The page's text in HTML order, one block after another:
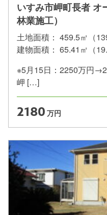
いすみ市岬町長者 オ
林業施工）
土地面積： 459.5㎡（
建物面積： 65.41㎡（
※5月15日：2250万円
岬 […]
2180万円